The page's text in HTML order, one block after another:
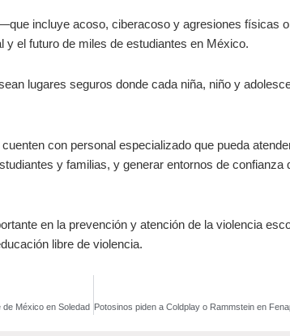
incluye acoso, ciberacoso y agresiones físicas
y el futuro de miles de estudiantes en México.
lugares seguros donde cada niña, niño y
con personal especializado que pueda
y familias, y generar entornos de confianza
en la prevención y atención de la violencia
libre de violencia.
México en Soledad